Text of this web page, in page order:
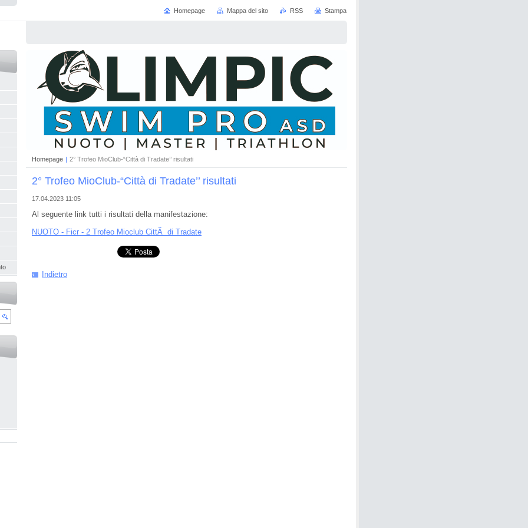
Homepage | 2° Trofeo MioClub-“Città di Tradate’’ risultati
2° Trofeo MioClub-“Città di Tradate’’ risultati
17.04.2023 11:05
Al seguente link tutti i risultati della manifestazione:
NUOTO - Ficr - 2 Trofeo Mioclub CittÃ di Tradate
Indietro
Homepage Mappa del sito RSS Stampa